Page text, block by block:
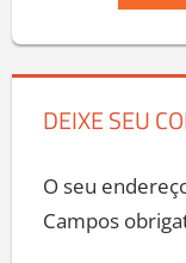
DEIXE SEU
O seu
Campos